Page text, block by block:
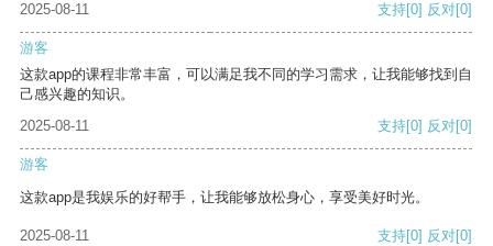
2025-08-11
支持[0] 反对[0]
游客
这款app的课程非常丰富，可以满足我不同的学习需求，让我能够找到自
己感兴趣的知识。
2025-08-11
支持[0] 反对[0]
游客
这款app是我娱乐的好帮手，让我能够放松身心，享受美好时光。
2025-08-11 支持[0] 反对[0]